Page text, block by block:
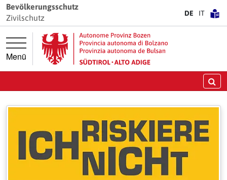
Springe direkt zur Hauptnavigation
Springe direkt zum Inhalt
Bevölkerungsschutz
Zivilschutz
DE IT
Menü Zivilschutz
Sicherheit. Verantwortung. Vertrauen.